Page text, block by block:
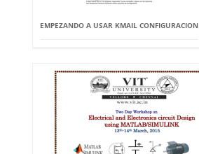
EMPEZANDO A USAR KMAIL CONFIGURACION